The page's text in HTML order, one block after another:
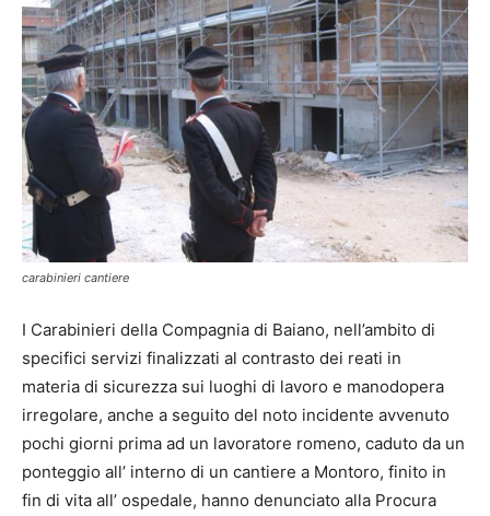
carabinieri cantiere
I Carabinieri della Compagnia di Baiano, nell’ambito di
specifici servizi finalizzati al contrasto dei reati in
materia di sicurezza sui luoghi di lavoro e manodopera
irregolare, anche a seguito del noto incidente avvenuto
pochi giorni prima ad un lavoratore romeno, caduto da un
ponteggio all’ interno di un cantiere a Montoro, finito in
fin di vita all’ ospedale, hanno denunciato alla Procura